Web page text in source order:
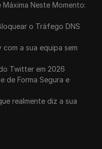
Neste Momento:
o Tráfego DNS
a sua equipa sem
Twitter em 2026
de Forma Segura e
realmente diz a sua